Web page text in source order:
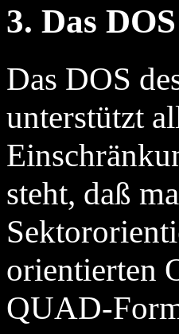
3. Das DOS
Das DOS
unterstützt
steht, daß
orientierten
QUAD-